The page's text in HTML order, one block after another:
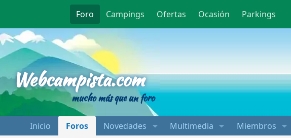
Foro Campings Ofertas Ocasión Parkings
Webcampista.com
mucho más que un foro
Inicio Foros Novedades Multimedia Miembros